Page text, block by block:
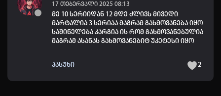
17 თებერვალი 2025 08:13
მე 10 სერიიდან 12 მდე ძლივს მივედი
მარტალია 3 სერიაა მაგრამ გახმოვანება იყო
საშინელება კარგია ის რომ გახმოვანებულია
მაგრამ ასანას გახმოვანებიტ უკეტესი იყო
პასუხი 2